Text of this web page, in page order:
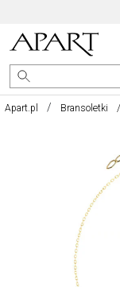
Apart.pl Bransoletki